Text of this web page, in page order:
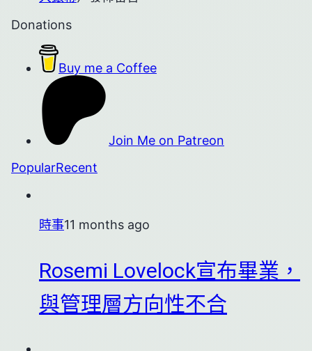
Donations
Buy me a Coffee
Join Me on Patreon
PopularRecent
時事11 months ago
Rosemi Lovelock宣布畢業，
與管理層方向性不合